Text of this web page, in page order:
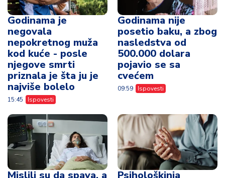
15:45 Ispovesti
Mislili su da spava, a
ona je sve čula -
jezivo svedočenje
žene koja je bila
svesna tokom kome
13:54 Ispovesti
Psihološkinja
upozorava - ovih 10
uništi i najjaču vezu
10:51 Ispovesti
Vidi sve vesti